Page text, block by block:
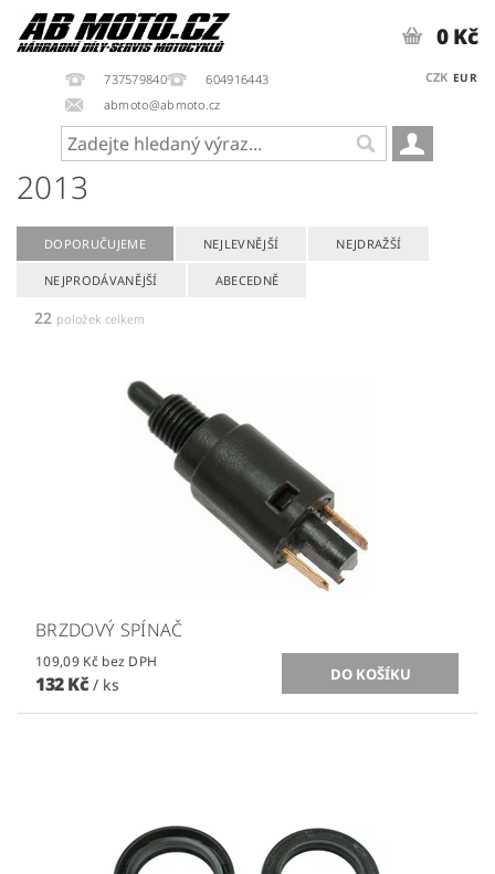
737579840
604916443
abmoto@abmoto.cz
CZK EUR
0 Kč
2013
DOPORUČUJEME NEJLEVNĚJŠÍ NEJDRAŽŠÍ
NEJPRODÁVANĚJŠÍ ABECEDNĚ
22 položek celkem
BRZDOVÝ SPÍNAČ
109,09 Kč bez DPH
132 Kč / ks